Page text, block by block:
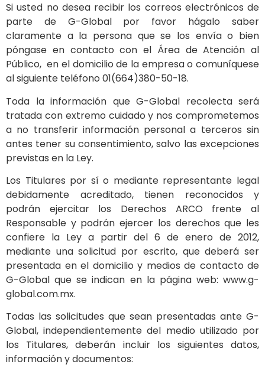
Si usted no desea recibir los correos electrónicos de
parte de G-Global por favor hágalo saber
claramente a la persona que se los envía o bien
póngase en contacto con el Área de Atención al
Público, en el domicilio de la empresa o comuníquese
al siguiente teléfono 01(664)380-50-18.
Toda la información que G-Global recolecta será
tratada con extremo cuidado y nos comprometemos
a no transferir información personal a terceros sin
antes tener su consentimiento, salvo las excepciones
previstas en la Ley.
Los Titulares por sí o mediante representante legal
debidamente acreditado, tienen reconocidos y
podrán ejercitar los Derechos ARCO frente al
Responsable y podrán ejercer los derechos que les
confiere la Ley a partir del 6 de enero de 2012,
mediante una solicitud por escrito, que deberá ser
presentada en el domicilio y medios de contacto de
G-Global que se indican en la página web: www.g-
global.com.mx.
Todas las solicitudes que sean presentadas ante G-
Global, independientemente del medio utilizado por
los Titulares, deberán incluir los siguientes datos,
información y documentos: